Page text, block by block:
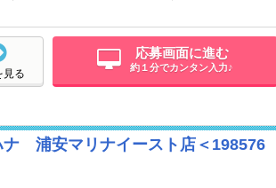
応募画面に進む
約１分でカンタン入力♪
見る
浦安マリナイースト店＜198576